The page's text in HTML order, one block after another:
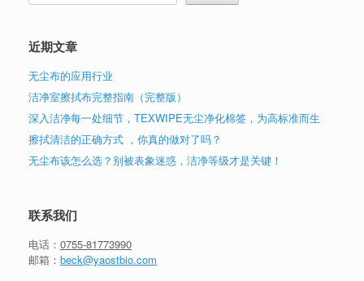
近期文章
无尘布的应用行业
洁净室擦拭布完整指南（完整版）
深入洁净每一处细节，TEXWIPE无尘净化棉签，为高标准而生
擦拭清洁的正确方式 ，你真的做对了吗？
无尘布该怎么选？别被表象迷惑，洁净等级才是关键！
联系我们
电话： 0755-81773990
邮箱： beck@yaostbio.com